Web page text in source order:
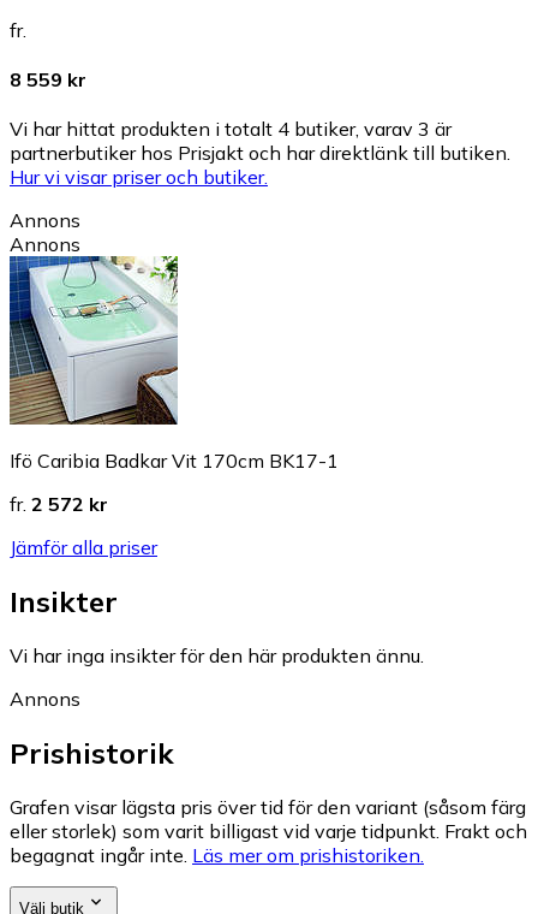
fr.
8 559 kr
Vi har hittat produkten i totalt 4 butiker, varav 3 är
partnerbutiker hos Prisjakt och har direktlänk till butiken.
Hur vi visar priser och butiker.
Annons
Annons
Ifö Caribia Badkar Vit 170cm BK17-1
fr. 2 572 kr
Jämför alla priser
Insikter
Vi har inga insikter för den här produkten ännu.
Annons
Prishistorik
Grafen visar lägsta pris över tid för den variant (såsom färg
eller storlek) som varit billigast vid varje tidpunkt. Frakt och
begagnat ingår inte. Läs mer om prishistoriken.
Välj butik